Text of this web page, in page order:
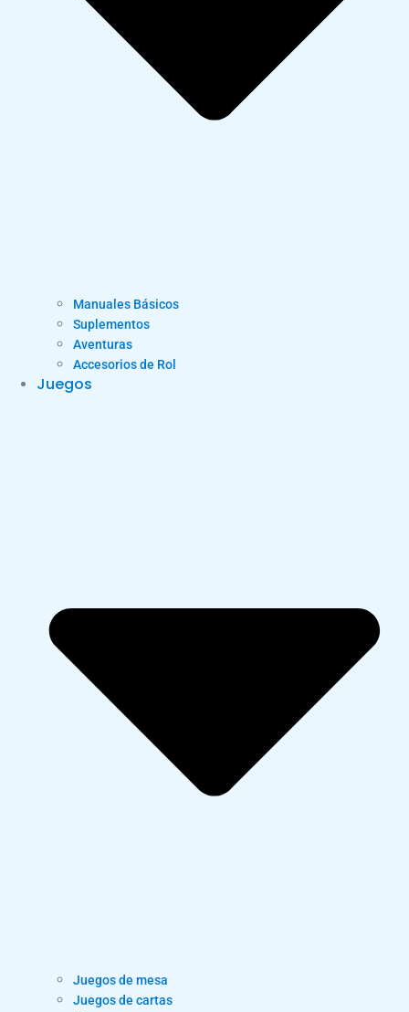
Manuales Básicos
Suplementos
Aventuras
Accesorios de Rol
Juegos
Juegos de mesa
Juegos de cartas